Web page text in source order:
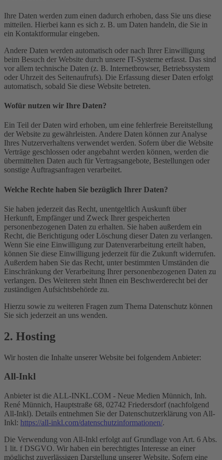
Ihre Daten werden zum einen dadurch erhoben, dass Sie uns diese
mitteilen. Hierbei kann es sich z. B. um Daten handeln, die Sie in
ein Kontaktformular eingeben.
Andere Daten werden automatisch oder nach Ihrer Einwilligung
beim Besuch der Website durch unsere IT-Systeme erfasst. Das sind
vor allem technische Daten (z. B. Internetbrowser, Betriebssystem
oder Uhrzeit des Seitenaufrufs). Die Erfassung dieser Daten erfolgt
automatisch, sobald Sie diese Website betreten.
Wofür nutzen wir Ihre Daten?
Ein Teil der Daten wird erhoben, um eine fehlerfreie Bereitstellung
der Website zu gewährleisten. Andere Daten können zur Analyse
Ihres Nutzerverhaltens verwendet werden. Sofern über die Website
Verträge geschlossen oder angebahnt werden können, werden die
übermittelten Daten auch für Vertragsangebote, Bestellungen oder
sonstige Auftragsanfragen verarbeitet.
Welche Rechte haben Sie bezüglich Ihrer Daten?
Sie haben jederzeit das Recht, unentgeltlich Auskunft über
Herkunft, Empfänger und Zweck Ihrer gespeicherten
personenbezogenen Daten zu erhalten. Sie haben außerdem ein
Recht, die Berichtigung oder Löschung dieser Daten zu verlangen.
Wenn Sie eine Einwilligung zur Datenverarbeitung erteilt haben,
können Sie diese Einwilligung jederzeit für die Zukunft widerrufen.
Außerdem haben Sie das Recht, unter bestimmten Umständen die
Einschränkung der Verarbeitung Ihrer personenbezogenen Daten zu
verlangen. Des Weiteren steht Ihnen ein Beschwerderecht bei der
zuständigen Aufsichtsbehörde zu.
Hierzu sowie zu weiteren Fragen zum Thema Datenschutz können
Sie sich jederzeit an uns wenden.
2. Hosting
Wir hosten die Inhalte unserer Website bei folgendem Anbieter:
All-Inkl
Anbieter ist die ALL-INKL.COM - Neue Medien Münnich, Inh.
René Münnich, Hauptstraße 68, 02742 Friedersdorf (nachfolgend
All-Inkl). Details entnehmen Sie der Datenschutzerklärung von All-
Inkl: https://all-inkl.com/datenschutzinformationen/.
Die Verwendung von All-Inkl erfolgt auf Grundlage von Art. 6 Abs.
1 lit. f DSGVO. Wir haben ein berechtigtes Interesse an einer
möglichst zuverlässigen Darstellung unserer Website. Sofern eine